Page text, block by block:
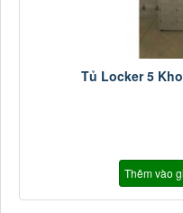
Tủ Locker 5
Thêm vào